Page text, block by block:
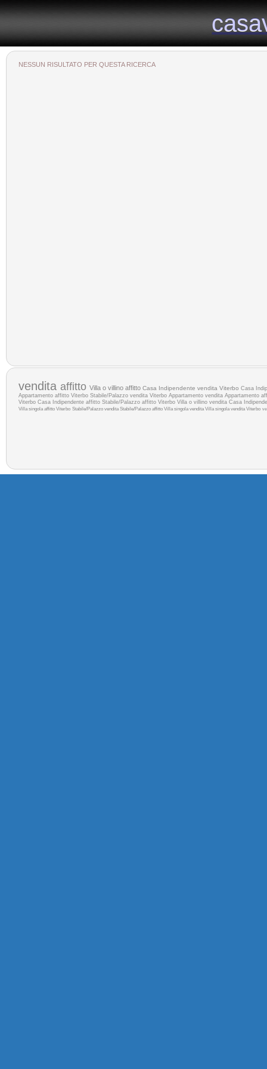
NESSUN RISULTATO PER QUESTA RICERCA
vendita affitto Villa o villino affitto Casa Indipendente vendita Viterbo Casa
Appartamento affitto Viterbo Stabile/Palazzo vendita Viterbo Appartamento vendita Appartamento
Viterbo Casa Indipendente affitto Stabile/Palazzo affitto Viterbo Villa o villino vendita Casa
Villa singola affitto Viterbo Stabile/Palazzo venditaStabile/Palazzo affitto Villa singola venditaVilla singola vendita Viterbo